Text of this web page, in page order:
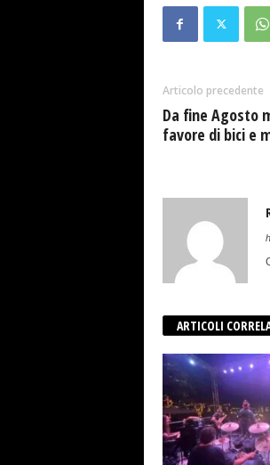
Articolo precedente
Da fine Agosto
favore di bici e
ARTICOLI